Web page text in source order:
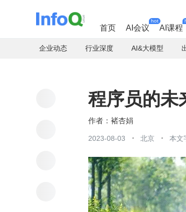
首页 AI会议
hot
AI课程
企业动态 行业深度 AI&大模型
程序员的未
褚杏娟
2023-08-03 北京 本文